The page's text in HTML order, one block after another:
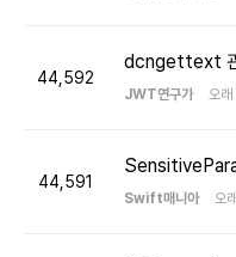
44,592
dcngettext
JWT연구가 오
44,591
Swift매니아 오